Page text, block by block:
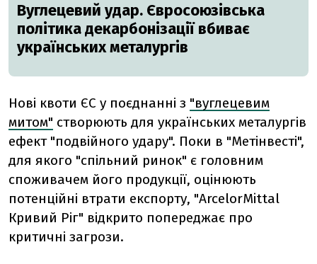
Вуглецевий удар. Євросоюзівська
політика декарбонізації вбиває
українських металургів
Нові квоти ЄС у поєднанні з "вуглецевим
митом" створюють для українських металургів
ефект "подвійного удару". Поки в "Метінвесті",
для якого "спільний ринок" є головним
споживачем його продукції, оцінюють
потенційні втрати експорту, "ArcelorMittal
Кривий Ріг" відкрито попереджає про
критичні загрози.